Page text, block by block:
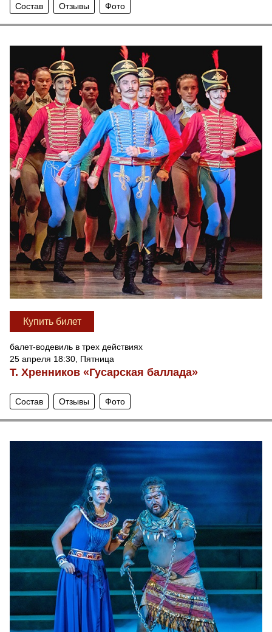
Состав Отзывы Фото
Купить билет
балет-водевиль в трех действиях
25 апреля 18:30, Пятница
Т. Хренников «Гусарская баллада»
Состав Отзывы Фото